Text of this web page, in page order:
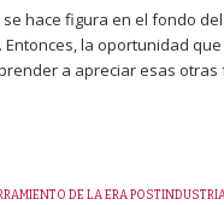
hace figura en el fondo
la oportunidad
a apreciar esas
DE LA ERA